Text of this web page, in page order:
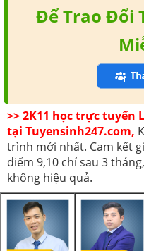
Để Trao Đổi
>> 2K11 học trực tuyến
tại Tuyensinh247.com,
trình mới nhất. Cam kết
điểm 9,10 chỉ sau 3
không hiệu quả.